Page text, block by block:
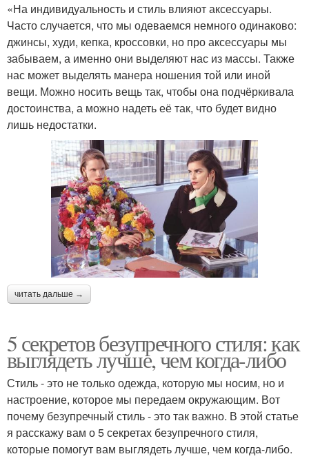
«На индивидуальность и стиль влияют аксессуары.
Часто случается, что мы одеваемся немного одинаково:
джинсы, худи, кепка, кроссовки, но про аксессуары мы
забываем, а именно они выделяют нас из массы. Также
нас может выделять манера ношения той или иной
вещи. Можно носить вещь так, чтобы она подчёркивала
достоинства, а можно надеть её так, что будет видно
лишь недостатки.
читать дальше →
5 секретов безупречного стиля: как
выглядеть лучше, чем когда-либо
Стиль - это не только одежда, которую мы носим, но и
настроение, которое мы передаем окружающим. Вот
почему безупречный стиль - это так важно. В этой статье
я расскажу вам о 5 секретах безупречного стиля,
которые помогут вам выглядеть лучше, чем когда-либо.